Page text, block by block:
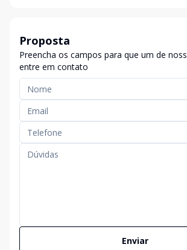
Proposta
Preencha os campos para que um de
entre em contato
Enviar